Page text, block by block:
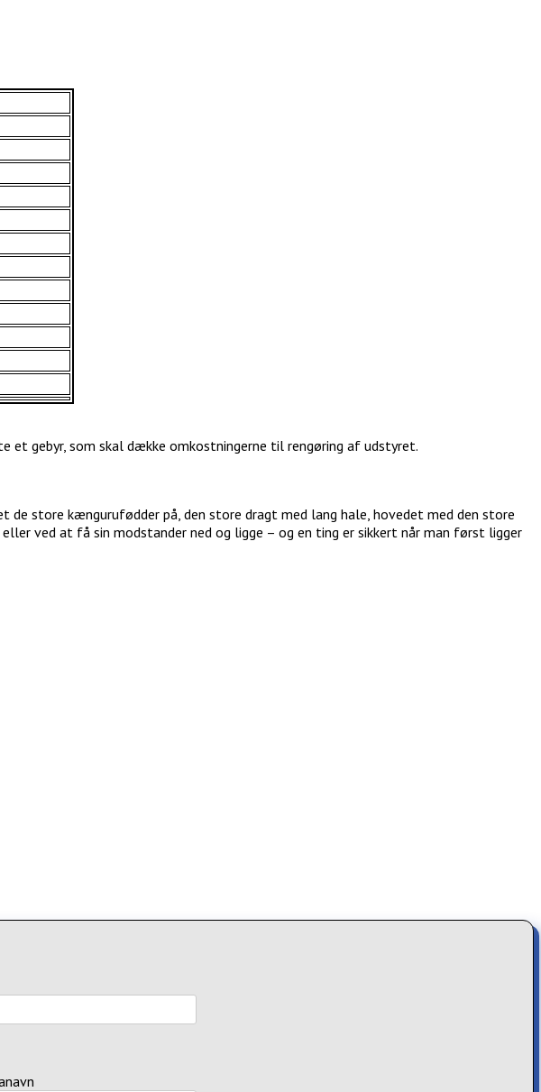
et gebyr, som skal dække omkostningerne til rengøring af udstyret.
store kængurufødder på, den store dragt med lang hale, hovedet med den store
ved at få sin modstander ned og ligge – og en ting er sikkert når man først ligger